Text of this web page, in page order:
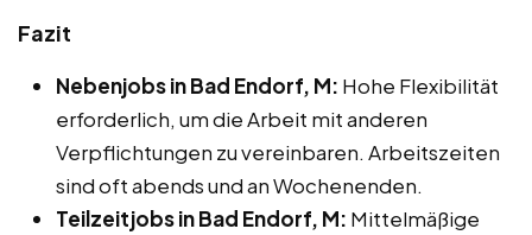
Fazit
Nebenjobs in Bad Endorf, M: Hohe Flexibilität
erforderlich, um die Arbeit mit anderen
Verpflichtungen zu vereinbaren. Arbeitszeiten
sind oft abends und an Wochenenden.
Teilzeitjobs in Bad Endorf, M: Mittelmäßige